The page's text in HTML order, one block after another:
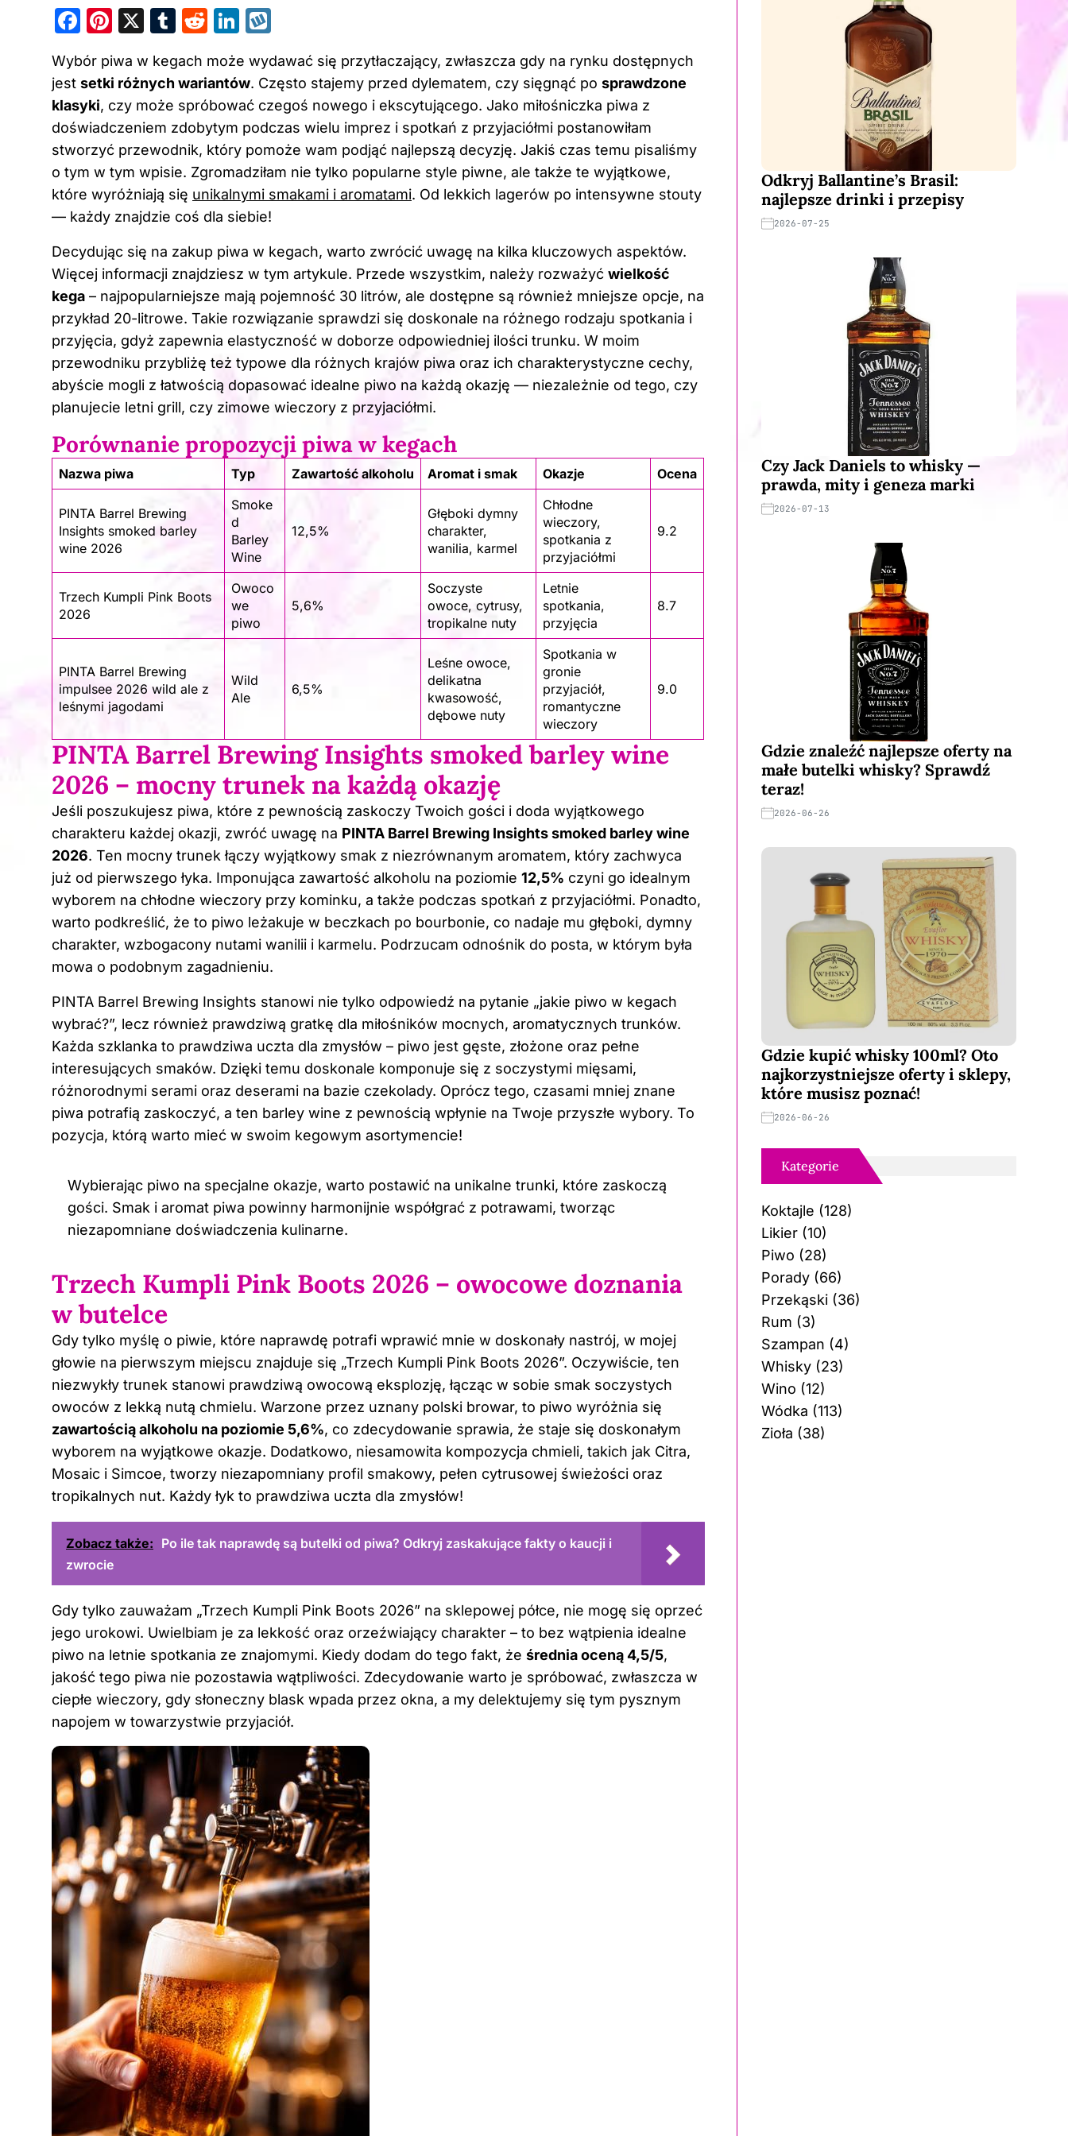
F
c
e
b
o
o
k
Pi
er
e
st
X
T
m
bl
r
R
d
di
t
Li
k
e
dI
n
k
o
p
Wybór piwa w kegach może wydawać się przytłaczający, zwłaszcza gdy na rynku dostępnych
jest setki różnych wariantów. Często stajemy przed dylematem, czy sięgnąć po sprawdzone
klasyki, czy może spróbować czegoś nowego i ekscytującego. Jako miłośniczka piwa z
doświadczeniem zdobytym podczas wielu imprez i spotkań z przyjaciółmi postanowiłam
stworzyć przewodnik, który pomoże wam podjąć najlepszą decyzję. Jakiś czas temu pisaliśmy
o tym w tym wpisie. Zgromadziłam nie tylko popularne style piwne, ale także te wyjątkowe,
które wyróżniają się unikalnymi smakami i aromatami. Od lekkich lagerów po intensywne stouty
— każdy znajdzie coś dla siebie!
Decydując się na zakup piwa w kegach, warto zwrócić uwagę na kilka kluczowych aspektów.
Więcej informacji znajdziesz w tym artykule. Przede wszystkim, należy rozważyć wielkość
kega – najpopularniejsze mają pojemność 30 litrów, ale dostępne są również mniejsze opcje, na
przykład 20-litrowe. Takie rozwiązanie sprawdzi się doskonale na różnego rodzaju spotkania i
przyjęcia, gdyż zapewnia elastyczność w doborze odpowiedniej ilości trunku. W moim
przewodniku przybliżę też typowe dla różnych krajów piwa oraz ich charakterystyczne cechy,
abyście mogli z łatwością dopasować idealne piwo na każdą okazję — niezależnie od tego, czy
planujecie letni grill, czy zimowe wieczory z przyjaciółmi.
Porównanie propozycji piwa w kegach
Nazwa piwa Typ Zawartość alkoholu Aromat i smak Okazje Ocena
PINTA Barrel Brewing
Insights smoked barley
wine 2026
Smoke
d
Barley
Wine
12,5%
Głęboki dymny
charakter,
wanilia, karmel
Chłodne
wieczory,
spotkania z
przyjaciółmi
9.2
Trzech Kumpli Pink Boots
2026
Owoco
we
piwo
5,6%
Soczyste
owoce, cytrusy,
tropikalne nuty
Letnie
spotkania,
przyjęcia
8.7
PINTA Barrel Brewing
impulsee 2026 wild ale z
leśnymi jagodami
Wild
Ale
6,5%
Leśne owoce,
delikatna
kwasowość,
dębowe nuty
Spotkania w
gronie
przyjaciół,
romantyczne
wieczory
9.0
PINTA Barrel Brewing Insights smoked barley wine
2026 – mocny trunek na każdą okazję
Jeśli poszukujesz piwa, które z pewnością zaskoczy Twoich gości i doda wyjątkowego
charakteru każdej okazji, zwróć uwagę na PINTA Barrel Brewing Insights smoked barley wine
2026. Ten mocny trunek łączy wyjątkowy smak z niezrównanym aromatem, który zachwyca
już od pierwszego łyka. Imponująca zawartość alkoholu na poziomie 12,5% czyni go idealnym
wyborem na chłodne wieczory przy kominku, a także podczas spotkań z przyjaciółmi. Ponadto,
warto podkreślić, że to piwo leżakuje w beczkach po bourbonie, co nadaje mu głęboki, dymny
charakter, wzbogacony nutami wanilii i karmelu. Podrzucam odnośnik do posta, w którym była
mowa o podobnym zagadnieniu.
PINTA Barrel Brewing Insights stanowi nie tylko odpowiedź na pytanie „jakie piwo w kegach
wybrać?”, lecz również prawdziwą gratkę dla miłośników mocnych, aromatycznych trunków.
Każda szklanka to prawdziwa uczta dla zmysłów – piwo jest gęste, złożone oraz pełne
interesujących smaków. Dzięki temu doskonale komponuje się z soczystymi mięsami,
różnorodnymi serami oraz deserami na bazie czekolady. Oprócz tego, czasami mniej znane
piwa potrafią zaskoczyć, a ten barley wine z pewnością wpłynie na Twoje przyszłe wybory. To
pozycja, którą warto mieć w swoim kegowym asortymencie!
Wybierając piwo na specjalne okazje, warto postawić na unikalne trunki, które zaskoczą
gości. Smak i aromat piwa powinny harmonijnie współgrać z potrawami, tworząc
niezapomniane doświadczenia kulinarne.
Trzech Kumpli Pink Boots 2026 – owocowe doznania
w butelce
Gdy tylko myślę o piwie, które naprawdę potrafi wprawić mnie w doskonały nastrój, w mojej
głowie na pierwszym miejscu znajduje się „Trzech Kumpli Pink Boots 2026”. Oczywiście, ten
niezwykły trunek stanowi prawdziwą owocową eksplozję, łącząc w sobie smak soczystych
owoców z lekką nutą chmielu. Warzone przez uznany polski browar, to piwo wyróżnia się
zawartością alkoholu na poziomie 5,6%, co zdecydowanie sprawia, że staje się doskonałym
wyborem na wyjątkowe okazje. Dodatkowo, niesamowita kompozycja chmieli, takich jak Citra,
Mosaic i Simcoe, tworzy niezapomniany profil smakowy, pełen cytrusowej świeżości oraz
tropikalnych nut. Każdy łyk to prawdziwa uczta dla zmysłów!
Zobacz także: Po ile tak naprawdę są butelki od piwa? Odkryj zaskakujące fakty o kaucji i
zwrocie
Gdy tylko zauważam „Trzech Kumpli Pink Boots 2026” na sklepowej półce, nie mogę się oprzeć
jego urokowi. Uwielbiam je za lekkość oraz orzeźwiający charakter – to bez wątpienia idealne
piwo na letnie spotkania ze znajomymi. Kiedy dodam do tego fakt, że średnia oceną 4,5/5,
jakość tego piwa nie pozostawia wątpliwości. Zdecydowanie warto je spróbować, zwłaszcza w
ciepłe wieczory, gdy słoneczny blask wpada przez okna, a my delektujemy się tym pysznym
napojem w towarzystwie przyjaciół.
Odkryj Ballantine’s Brasil:
najlepsze drinki i przepisy
2026-07-25
Czy Jack Daniels to whisky —
prawda, mity i geneza marki
2026-07-13
Gdzie znaleźć najlepsze oferty na
małe butelki whisky? Sprawdź
teraz!
2026-06-26
Gdzie kupić whisky 100ml? Oto
najkorzystniejsze oferty i sklepy,
które musisz poznać!
2026-06-26
Kategorie
Koktajle (128)
Likier(10)
Piwo (28)
Porady(66)
Przekąski(36)
Rum (3)
Szampan (4)
Whisky(23)
Wino (12)
Wódka (113)
Zioła (38)